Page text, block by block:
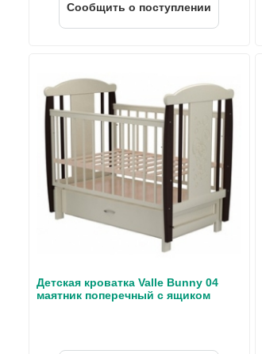
Cообщить о поступлении
Детская кроватка Valle Bunny 04
маятник поперечный с ящиком